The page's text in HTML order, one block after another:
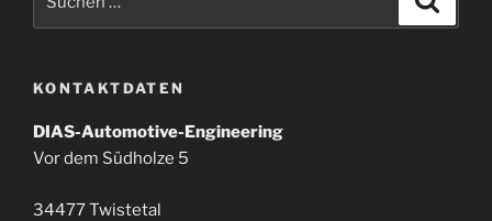
KONTAKTDATEN
DIAS-Automotive-Engineering
Vor dem Südholze 5
34477 Twistetal